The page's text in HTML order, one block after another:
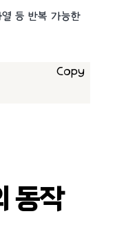
등 반복 가능한
Copy
동작